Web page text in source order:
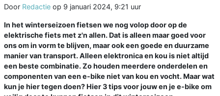
Door Redactie op 9 januari 2024, 9:21 uur
In het winterseizoen fietsen we nog volop door op de
elektrische fiets met z'n allen. Dat is alleen maar goed voor
ons om in vorm te blijven, maar ook een goede en duurzame
manier van transport. Alleen elektronica en kou is niet altijd
een beste combinatie. Zo houden meerdere onderdelen en
componenten van een e-bike niet van kou en vocht. Maar wat
kun je hier tegen doen? Hier 3 tips voor jouw en je e-bike om